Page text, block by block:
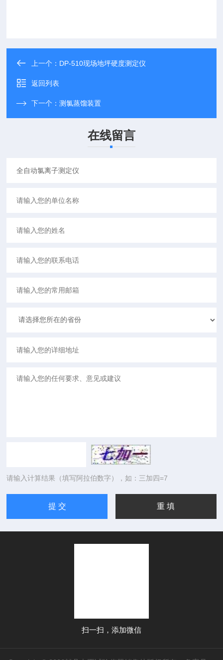
上一个： DP-510现场地坪硬度测定仪
返回列表
下一个：测氯蒸馏装置
在线留言
请输入计算结果（填写阿拉伯数字），如：三加四=7
扫一扫，添加微信